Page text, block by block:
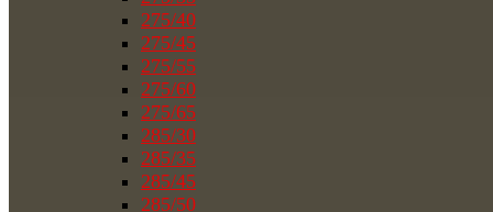
275/40
275/45
275/55
275/60
275/65
285/30
285/35
285/45
285/50